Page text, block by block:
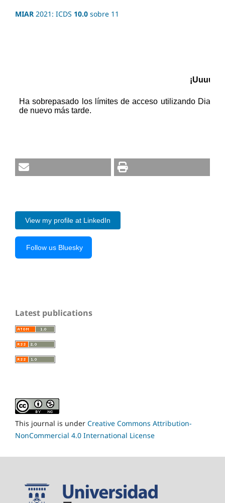
MIAR 2021: ICDS 10.0 sobre 11
View my profile at LinkedIn
Follow us Bluesky
Latest publications
This journal is under Creative Commons Attribution-
NonCommercial 4.0 International License